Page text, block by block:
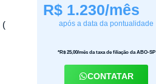
(
R$ 1.230/mês
após a data da pontualidade
*R$ 25,00/mês da taxa de filiação da ABO-SP
CONTATAR